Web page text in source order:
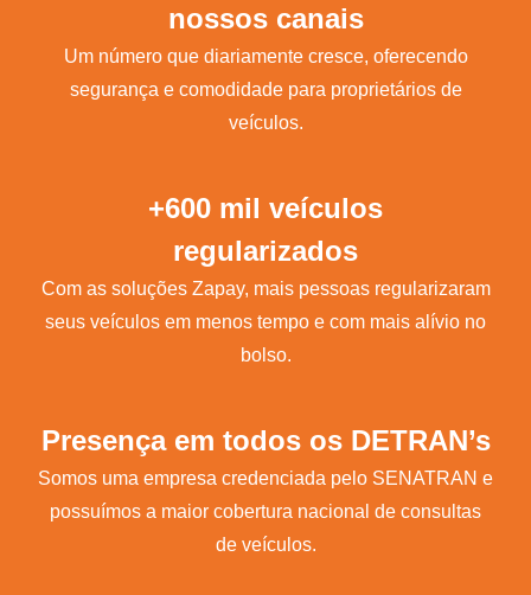
nossos canais
Um número que diariamente cresce, oferecendo
segurança e comodidade para proprietários de
veículos.
+600 mil veículos
regularizados
Com as soluções Zapay, mais pessoas regularizaram
seus veículos em menos tempo e com mais alívio no
bolso.
Presença em todos os DETRAN’s
Somos uma empresa credenciada pelo SENATRAN e
possuímos a maior cobertura nacional de consultas
de veículos.